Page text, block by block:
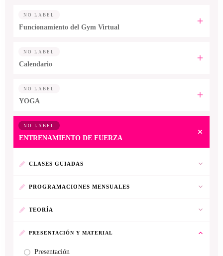
NO LABEL
Funcionamiento del Gym Virtual
NO LABEL
Calendario
NO LABEL
YOGA
NO LABEL
ENTRENAMIENTO DE FUERZA
CLASES GUIADAS
PROGRAMACIONES MENSUALES
TEORÍA
PRESENTACIÓN Y MATERIAL
Presentación